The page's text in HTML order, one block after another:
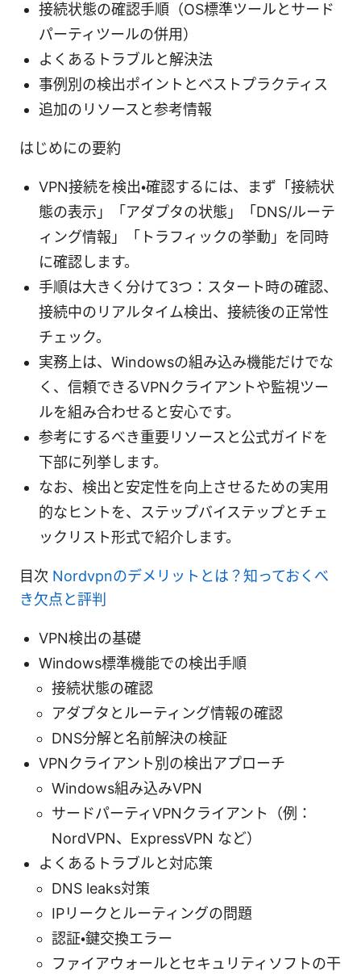
接続状態の確認手順（OS標準ツールとサード
パーティツールの併用）
よくあるトラブルと解決法
事例別の検出ポイントとベストプラクティス
追加のリソースと参考情報
はじめにの要約
VPN接続を検出・確認するには、まず「接続状
態の表示」「アダプタの状態」「DNS/ルーテ
ィング情報」「トラフィックの挙動」を同時
に確認します。
手順は大きく分けて3つ：スタート時の確認、
接続中のリアルタイム検出、接続後の正常性
チェック。
実務上は、Windowsの組み込み機能だけでな
く、信頼できるVPNクライアントや監視ツー
ルを組み合わせると安心です。
参考にするべき重要リソースと公式ガイドを
下部に列挙します。
なお、検出と安定性を向上させるための実用
的なヒントを、ステップバイステップとチェ
ックリスト形式で紹介します。
目次 Nordvpnのデメリットとは？知っておくべ
き欠点と評判
VPN検出の基礎
Windows標準機能での検出手順
接続状態の確認
アダプタとルーティング情報の確認
DNS分解と名前解決の検証
VPNクライアント別の検出アプローチ
Windows組み込みVPN
サードパーティVPNクライアント（例：
NordVPN、ExpressVPN など）
よくあるトラブルと対応策
DNS leaks対策
IPリークとルーティングの問題
認証・鍵交換エラー
ファイアウォールとセキュリティソフトの干